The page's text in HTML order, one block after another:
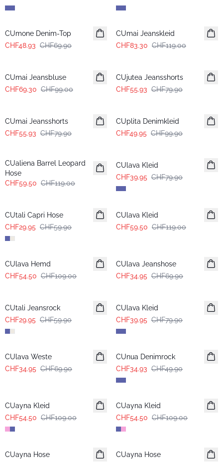
-30%
CUmone Denim-Top
CHF48.93 CHF69.90
-30%
CUmai Jeanskleid
CHF83.30 CHF119.00
CUmai Jeansbluse
CHF69.30 CHF99.00
CUjutea Jeansshorts
CHF55.93 CHF79.90
CUmai Jeansshorts
CHF55.93 CHF79.90
CUplita Denimkleid
CHF49.95 CHF99.90
CUaliena Barrel Leopard
Hose
CHF59.50 CHF119.00
CUlava Kleid
CHF39.95 CHF79.90
CUtali Capri Hose
CHF29.95 CHF59.90
CUlava Kleid
CHF59.50 CHF119.00
-50%
CUlava Hemd
CHF54.50 CHF109.00
CUlava Jeanshose
CHF34.95 CHF69.90
CUtali Jeansrock
CHF29.95 CHF59.90
CUlava Kleid
CHF39.95 CHF79.90
-50%
CUlava Weste
CHF34.95 CHF69.90
-30%
CUnua Denimrock
CHF34.93 CHF49.90
CUayna Kleid
CHF54.50 CHF109.00
-50%
CUayna Kleid
CHF54.50 CHF109.00
-50%
CUayna Hose
-50%
CUayna Hose